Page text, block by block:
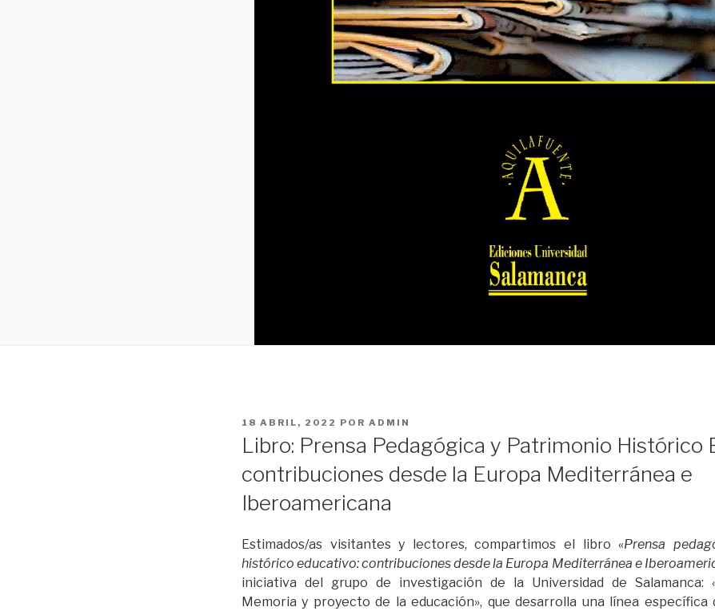
PUBLICADO
18 ABRIL, 2022 POR ADMIN
Libro: Prensa Pedagógica y Patrimonio Histórico
contribuciones desde la Europa Mediterránea e
Iberoamericana
Estimados/as visitantes y lectores, compartimos el libro «Prensa
histórico educativo: contribuciones desde la Europa Mediterránea e
iniciativa del grupo de investigación de la Universidad de Salamanca:
Memoria y proyecto de la educación», que desarrolla una línea específica